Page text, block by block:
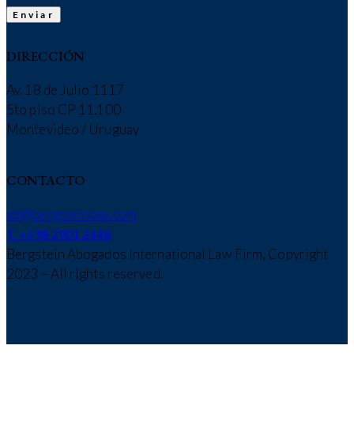
DIRECCIÓN
Av. 18 de Julio 1117
5to piso CP 11.100
Montevideo / Uruguay
CONTACTO
eb@bergsteinlaw.com
T. +598 2901 2448
Bergstein Abogados International Law Firm, Copyright
2023 – All rights reserved.